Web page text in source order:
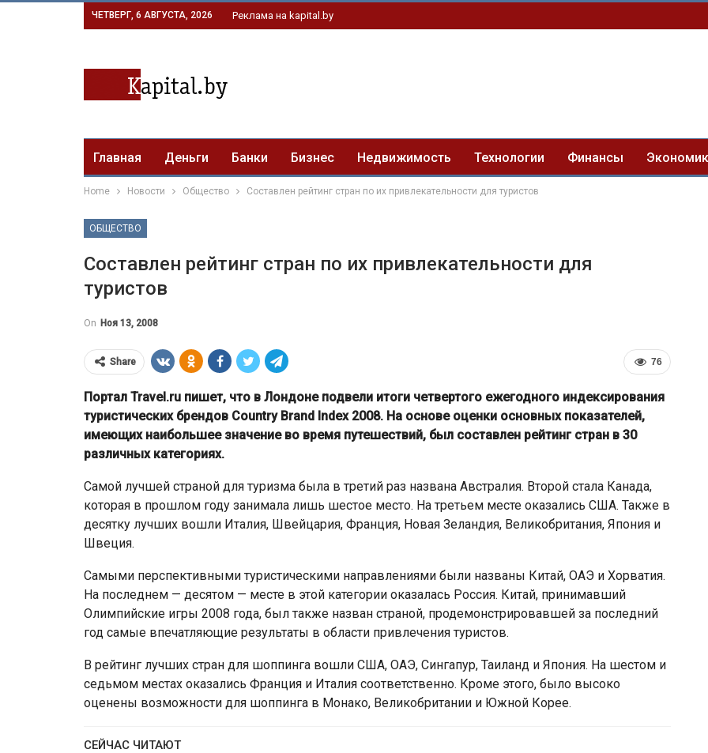
ЧЕТВЕРГ, 6 АВГУСТА, 2026 Реклама на kapital.by
Главная Деньги Банки Бизнес Недвижимость Технологии Финансы
Home Новости Общество Составлен рейтинг стран по их привлекательности для туристов
ОБЩЕСТВО
Составлен рейтинг стран по их привлекательности для
туристов
On Ноя 13, 2008
76
Share
Портал Travel.ru пишет, что в Лондоне подвели итоги четвертого ежегодного индексирования
туристических брендов Country Brand Index 2008. На основе оценки основных показателей,
имеющих наибольшее значение во время путешествий, был составлен рейтинг стран в 30
различных категориях.
Самой лучшей страной для туризма была в третий раз названа Австралия. Второй стала Канада,
которая в прошлом году занимала лишь шестое место. На третьем месте оказались США. Также в
десятку лучших вошли Италия, Швейцария, Франция, Новая Зеландия, Великобритания, Япония и
Швеция.
Самыми перспективными туристическими направлениями были названы Китай, ОАЭ и Хорватия.
На последнем — десятом — месте в этой категории оказалась Россия. Китай, принимавший
Олимпийские игры 2008 года, был также назван страной, продемонстрировавшей за последний
год самые впечатляющие результаты в области привлечения туристов.
В рейтинг лучших стран для шоппинга вошли США, ОАЭ, Сингапур, Таиланд и Япония. На шестом и
седьмом местах оказались Франция и Италия соответственно. Кроме этого, было высоко
оценены возможности для шоппинга в Монако, Великобритании и Южной Корее.
СЕЙЧАС ЧИТАЮТ
старше
Мозырского НПЗ и расширил
ограничения для белорусской…
Власти Беларуси снова делают
ставку на города-спутники вокруг
Минска